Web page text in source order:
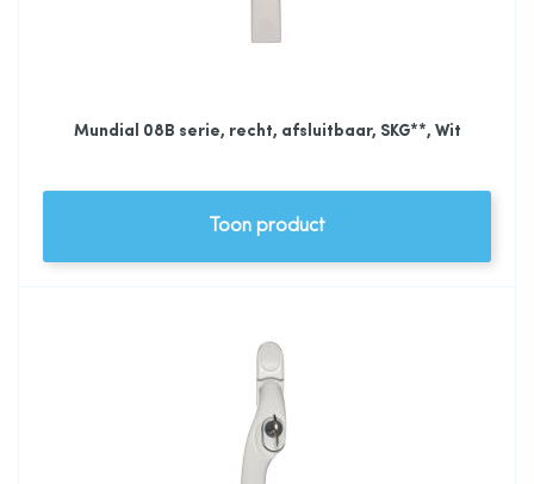
Mundial 08B serie, recht, afsluitbaar, SKG**, Wit
Toon product